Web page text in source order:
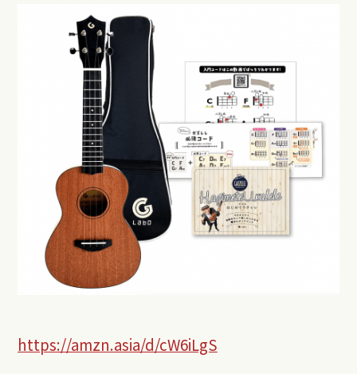
https://amzn.asia/d/cW6iLgS